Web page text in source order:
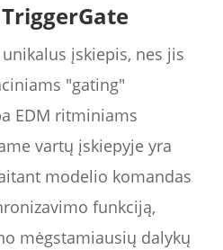
įskiepis, nes jis
"gating"
EDM ritminiams
vartų įskiepyje yra
modelio komandas
funkciją,
mėgstamiausių dalykų